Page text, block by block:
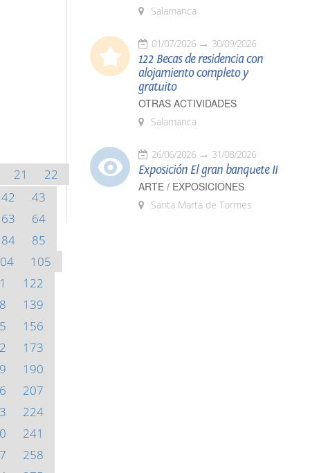
21
22
42
43
63
64
84
85
105
122
139
156
173
190
207
224
241
258
Salamanca
01/07/2026 30/09/2026
122 Becas de residencia con
alojamiento completo y
gratuito
OTRAS ACTIVIDADES
Salamanca
26/06/2026 31/08/2026
Exposición El gran banquete II
ARTE / EXPOSICIONES
Santa Marta de Tormes